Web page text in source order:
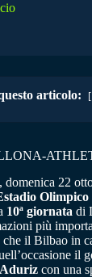
articolo:
22
Olimpico
10ª giornata di
più
che il Bilbao in
il
Aduriz con una